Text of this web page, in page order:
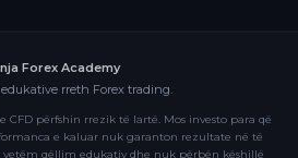
Forex Academy
rreth Forex trading.
CFD përfshin rrezik të lartë. Mos investo para që
e kaluar nuk garanton rezultate në të
qëllim edukativ dhe nuk përbën këshillë